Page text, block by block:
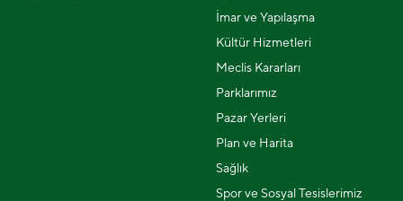
İmar ve Yapılaşma
Kültür Hizmetleri
Meclis Kararları
Parklarımız
Pazar Yerleri
Plan ve Harita
Sağlık
Spor ve Sosyal Tesislerimiz